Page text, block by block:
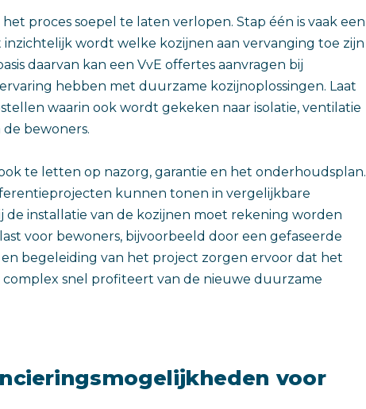
proces soepel te laten verlopen. Stap één is vaak een
wordt welke kozijnen aan vervanging toe zijn
daarvan kan een VvE offertes aanvragen bij
hebben met duurzame kozijnoplossingen. Laat
waarin ook wordt gekeken naar isolatie, ventilatie
bewoners.
te letten op nazorg, garantie en het onderhoudsplan.
kunnen tonen in vergelijkbare
installatie van de kozijnen moet rekening worden
voor bewoners, bijvoorbeeld door een gefaseerde
begeleiding van het project zorgen ervoor dat het
snel profiteert van de nieuwe duurzame
voor